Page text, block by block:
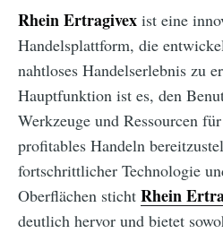
Rhein Ertragivex ist eine
Handelsplattform, die
nahtloses Handelserlebnis zu
Hauptfunktion ist es, den
Werkzeuge und Ressourcen
profitables Handeln
fortschrittlicher Technologie
Oberflächen sticht Rhein
deutlich hervor und bietet